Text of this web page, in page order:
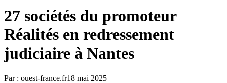
27 sociétés du promoteur
Réalités en redressement
judiciaire à Nantes
Par : ouest-france.fr18 mai 2025